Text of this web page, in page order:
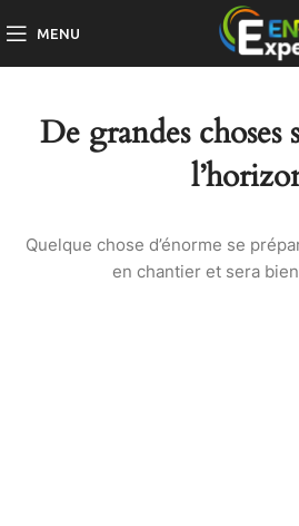
MENU
De grandes choses
Quelque chose d’énorme se
en chantier et sera